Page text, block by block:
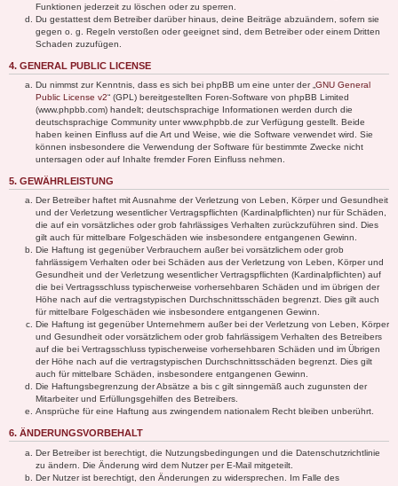
Funktionen jederzeit zu löschen oder zu sperren.
Du gestattest dem Betreiber darüber hinaus, deine Beiträge abzuändern, sofern sie
gegen o. g. Regeln verstoßen oder geeignet sind, dem Betreiber oder einem Dritten
Schaden zuzufügen.
4. GENERAL PUBLIC LICENSE
Du nimmst zur Kenntnis, dass es sich bei phpBB um eine unter der „ GNU General
Public License v2“ (GPL) bereitgestellten Foren-Software von phpBB Limited
(www.phpbb.com) handelt; deutschsprachige Informationen werden durch die
deutschsprachige Community unter www.phpbb.de zur Verfügung gestellt. Beide
haben keinen Einfluss auf die Art und Weise, wie die Software verwendet wird. Sie
können insbesondere die Verwendung der Software für bestimmte Zwecke nicht
untersagen oder auf Inhalte fremder Foren Einfluss nehmen.
5. GEWÄHRLEISTUNG
Der Betreiber haftet mit Ausnahme der Verletzung von Leben, Körper und Gesundheit
und der Verletzung wesentlicher Vertragspflichten (Kardinalpflichten) nur für Schäden,
die auf ein vorsätzliches oder grob fahrlässiges Verhalten zurückzuführen sind. Dies
gilt auch für mittelbare Folgeschäden wie insbesondere entgangenen Gewinn.
Die Haftung ist gegenüber Verbrauchern außer bei vorsätzlichem oder grob
fahrlässigem Verhalten oder bei Schäden aus der Verletzung von Leben, Körper und
Gesundheit und der Verletzung wesentlicher Vertragspflichten (Kardinalpflichten) auf
die bei Vertragsschluss typischerweise vorhersehbaren Schäden und im übrigen der
Höhe nach auf die vertragstypischen Durchschnittsschäden begrenzt. Dies gilt auch
für mittelbare Folgeschäden wie insbesondere entgangenen Gewinn.
Die Haftung ist gegenüber Unternehmern außer bei der Verletzung von Leben, Körper
und Gesundheit oder vorsätzlichem oder grob fahrlässigem Verhalten des Betreibers
auf die bei Vertragsschluss typischerweise vorhersehbaren Schäden und im Übrigen
der Höhe nach auf die vertragstypischen Durchschnittsschäden begrenzt. Dies gilt
auch für mittelbare Schäden, insbesondere entgangenen Gewinn.
Die Haftungsbegrenzung der Absätze a bis c gilt sinngemäß auch zugunsten der
Mitarbeiter und Erfüllungsgehilfen des Betreibers.
Ansprüche für eine Haftung aus zwingendem nationalem Recht bleiben unberührt.
6. ÄNDERUNGSVORBEHALT
Der Betreiber ist berechtigt, die Nutzungsbedingungen und die Datenschutzrichtlinie
zu ändern. Die Änderung wird dem Nutzer per E-Mail mitgeteilt.
Der Nutzer ist berechtigt, den Änderungen zu widersprechen. Im Falle des